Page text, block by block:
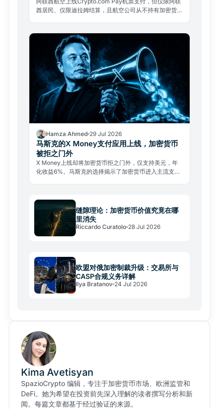
酋居民、仅限迪拉姆结算，且航空公司从不持有加密货
Hamza Ahmed 29 Jul 2026
马斯克的X Money支付应用上线，加密货币
被拒之门外
X Money上线却将加密货币拒之门外，仅支持美元，年
化收益6%。马斯克的选择揭示了加密货币进入主流支付
缝隙理论：加密货币价值究竟在哪
里消失
Riccardo Curatolo 28 Jul 2026
欧盟对俄加密制裁升级：交易所与
CASP合规义务详解
Ilya Bratanov 24 Jul 2026
Kima Avetisyan
SpazioCrypto 编辑，专注于加密货币市场、欧洲监管和
DeFi。她为希望在投资前先深入理解的读者撰写分析和新
闻。每篇文章都基于经过验证的来源。